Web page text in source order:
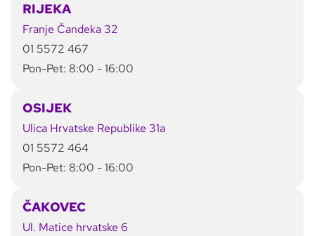
RIJEKA
Franje Čandeka 32
01 5572 467
Pon-Pet: 8:00 - 16:00
OSIJEK
Ulica Hrvatske Republike 31a
01 5572 464
Pon-Pet: 8:00 - 16:00
ČAKOVEC
Ul. Matice hrvatske 6